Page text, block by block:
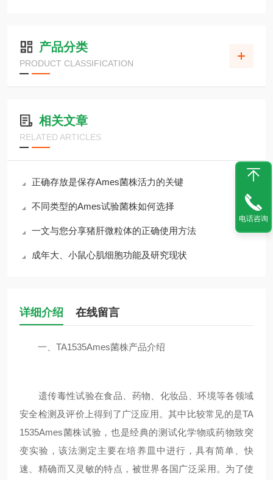
产品分类
PRODUCT CLASSIFICATION
相关文章
RELATED ARTICLES
正确存放是保存Ames菌株活力的关键
不同类型的Ames试验菌株如何选择
一文与您分享猪肝微粒体的正确使用方法
成年大、小鼠心肌细胞功能及研究现状
详细介绍 在线留言
一、TA1535Ames菌株产品介绍
遗传毒性试验在食品、药物、化妆品、环境等各领域
安全检测及评价上得到了广泛应用。其中比较常见的是TA
1535Ames菌株试验，也是经典的测试化学物或药物致突
变实验，该法测定主要在培养皿中进行，具有简单、快
速、精确而又灵敏的特点，被世界各国广泛采用。为了使
电话咨询